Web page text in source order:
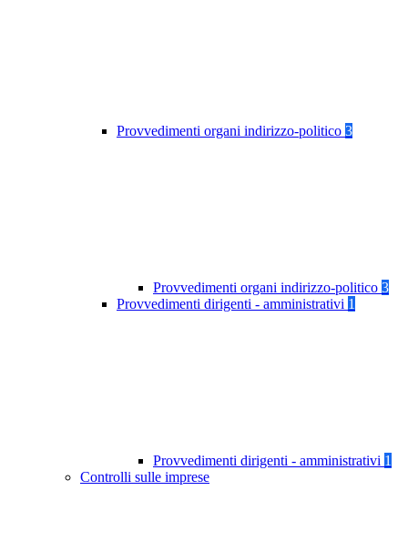
Provvedimenti organi indirizzo-politico 3
Provvedimenti organi indirizzo-politico 3
Provvedimenti dirigenti - amministrativi 1
Provvedimenti dirigenti - amministrativi 1
Controlli sulle imprese